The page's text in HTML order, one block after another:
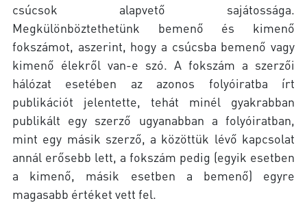
csúcsok alapvető sajátossága.
Megkülönböztethetünk bemenő és kimenő
fokszámot, aszerint, hogy a csúcsba bemenő vagy
kimenő élekről van-e szó. A fokszám a szerzői
hálózat esetében az azonos folyóiratba írt
publikációt jelentette, tehát minél gyakrabban
publikált egy szerző ugyanabban a folyóiratban,
mint egy másik szerző, a közöttük lévő kapcsolat
annál erősebb lett, a fokszám pedig (egyik esetben
a kimenő, másik esetben a bemenő) egyre
magasabb értéket vett fel.